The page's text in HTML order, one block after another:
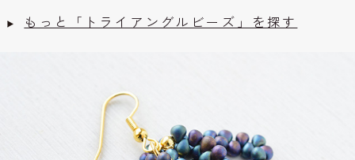
もっと「トライアングルビーズ」を探す